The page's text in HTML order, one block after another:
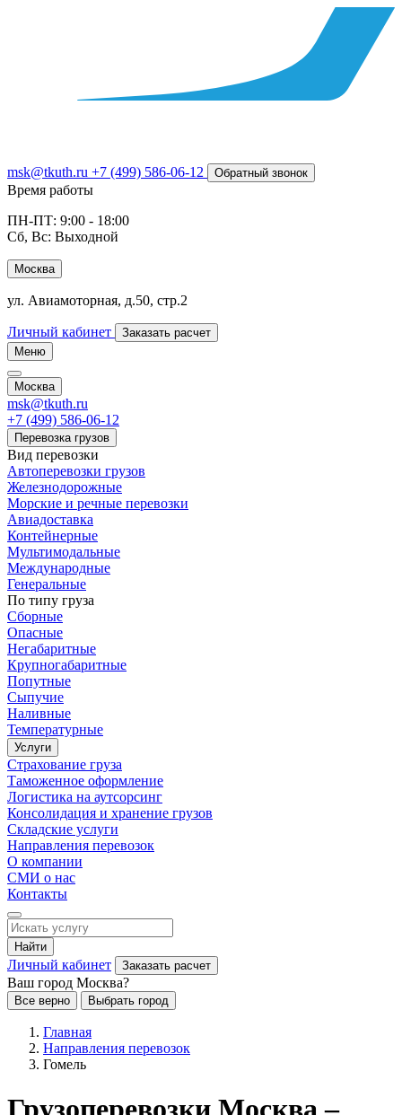
msk@tkuth.ru +7 (499) 586-06-12 Обратный звонок
Время работы
ПН-ПТ: 9:00 - 18:00
Сб, Вс: Выходной
Москва
ул. Авиамоторная, д.50, стр.2
Личный кабинет
Заказать расчет
Меню
Москва
msk@tkuth.ru
+7 (499) 586-06-12
Перевозка грузов
Вид перевозки
Автоперевозки грузов
Железнодорожные
Морские и речные перевозки
Авиадоставка
Контейнерные
Мультимодальные
Международные
Генеральные
По типу груза
Сборные
Опасные
Негабаритные
Крупногабаритные
Попутные
Сыпучие
Наливные
Температурные
Услуги
Страхование груза
Таможенное оформление
Логистика на аутсорсинг
Консолидация и хранение грузов
Складские услуги
Направления перевозок
О компании
СМИ о нас
Контакты
Найти
Личный кабинет Заказать расчет
Ваш город Москва?
Все верно Выбрать город
Главная
Направления перевозок
Гомель
Грузоперевозки Москва –